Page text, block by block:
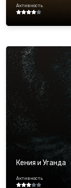
Активность
Кения и Уганда
Активность